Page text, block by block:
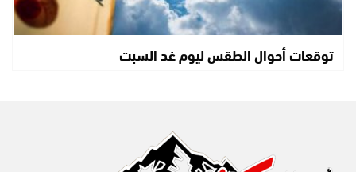
توقعات أحوال الطقس ليوم غد السبت